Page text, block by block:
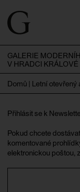
GALERIE
V HRADCI KRÁLOVÉ
Domů | Letní otevřený
Přihlásit se k
Pokud chcete
komentované
elektronickou poštou,